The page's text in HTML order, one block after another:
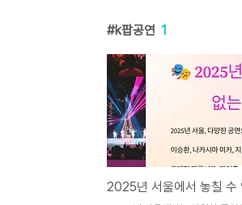
k팝공연 1